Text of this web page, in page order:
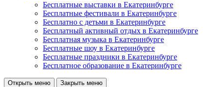
Бесплатные выставки в Екатеринбурге
Бесплатные фестивали в Екатеринбурге
Бесплатно с детьми в Екатеринбурге
Бесплатный активный отдых в Екатеринбурге
Бесплатная музыка в Екатеринбурге
Бесплатные шоу в Екатеринбурге
Бесплатные праздники в Екатеринбурге
Бесплатное образование в Екатеринбурге
Открыть меню Закрыть меню